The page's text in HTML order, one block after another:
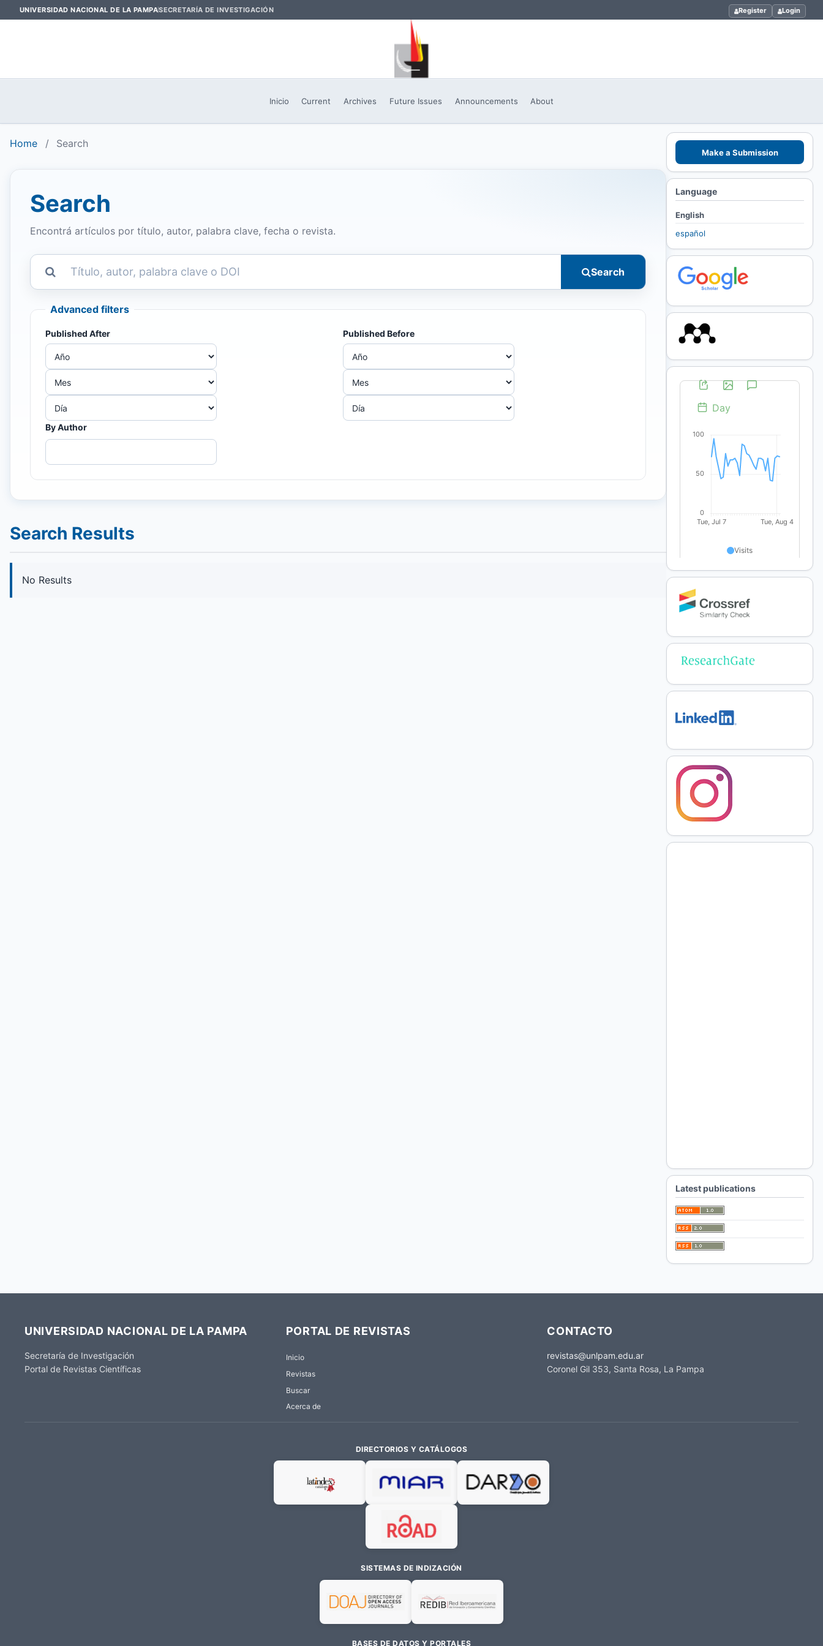
UNIVERSIDAD NACIONAL DE LA PAMPASECRETARÍA DE INVESTIGACIÓN Register Login
Inicio Current Archives Future Issues Announcements About
Home / Search
Search
Encontrá artículos por título, autor, palabra clave, fecha o revista.
Search articles for
Search
Advanced filters
Published After Published Before
By Author
Search Results
No Results
Make a Submission
Language
English
español
Latest publications
UNIVERSIDAD NACIONAL DE LA PAMPA
Secretaría de Investigación
Portal de Revistas Científicas
PORTAL DE REVISTAS
Inicio
Revistas
Buscar
Acerca de
CONTACTO
revistas@unlpam.edu.ar
Coronel Gil 353, Santa Rosa, La Pampa
DIRECTORIOS Y CATÁLOGOS
SISTEMAS DE INDIZACIÓN
BASES DE DATOS Y PORTALES